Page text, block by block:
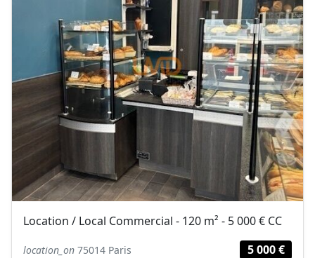
Location / Local Commercial - 120 m² - 5 000 € CC
location_on 75014 Paris 5 000 €